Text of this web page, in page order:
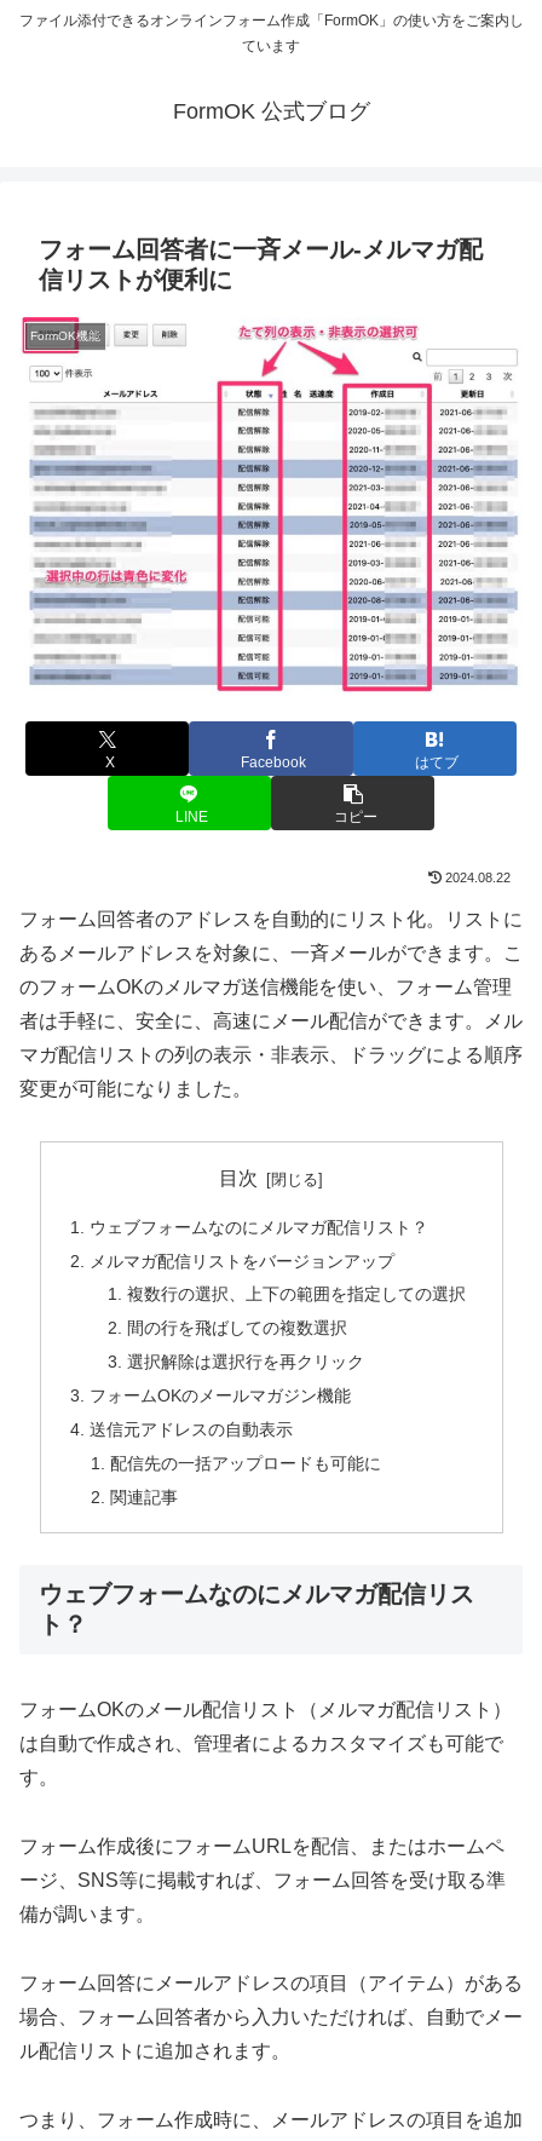
ファイル添付できるオンラインフォーム作成「FormOK」の使い方をご案内し
ています
FormOK 公式ブログ
フォーム回答者に一斉メール-メルマガ配
信リストが便利に
FormOK機能
X Facebook はてブ
LINE コピー
2024.08.22
フォーム回答者のアドレスを自動的にリスト化。リストに
あるメールアドレスを対象に、一斉メールができます。こ
のフォームOKのメルマガ送信機能を使い、フォーム管理
者は手軽に、安全に、高速にメール配信ができます。メル
マガ配信リストの列の表示・非表示、ドラッグによる順序
変更が可能になりました。
目次
ウェブフォームなのにメルマガ配信リスト？
メルマガ配信リストをバージョンアップ
複数行の選択、上下の範囲を指定しての選択
間の行を飛ばしての複数選択
選択解除は選択行を再クリック
フォームOKのメールマガジン機能
送信元アドレスの自動表示
配信先の一括アップロードも可能に
関連記事
ウェブフォームなのにメルマガ配信リス
ト？
フォームOKのメール配信リスト（メルマガ配信リスト）
は自動で作成され、管理者によるカスタマイズも可能で
す。
フォーム作成後にフォームURLを配信、またはホームペ
ージ、SNS等に掲載すれば、フォーム回答を受け取る準
備が調います。
フォーム回答にメールアドレスの項目（アイテム）がある
場合、フォーム回答者から入力いただければ、自動でメー
ル配信リストに追加されます。
つまり、フォーム作成時に、メールアドレスの項目を追加